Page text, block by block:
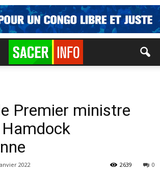
Premier ministre
2022 0
2639